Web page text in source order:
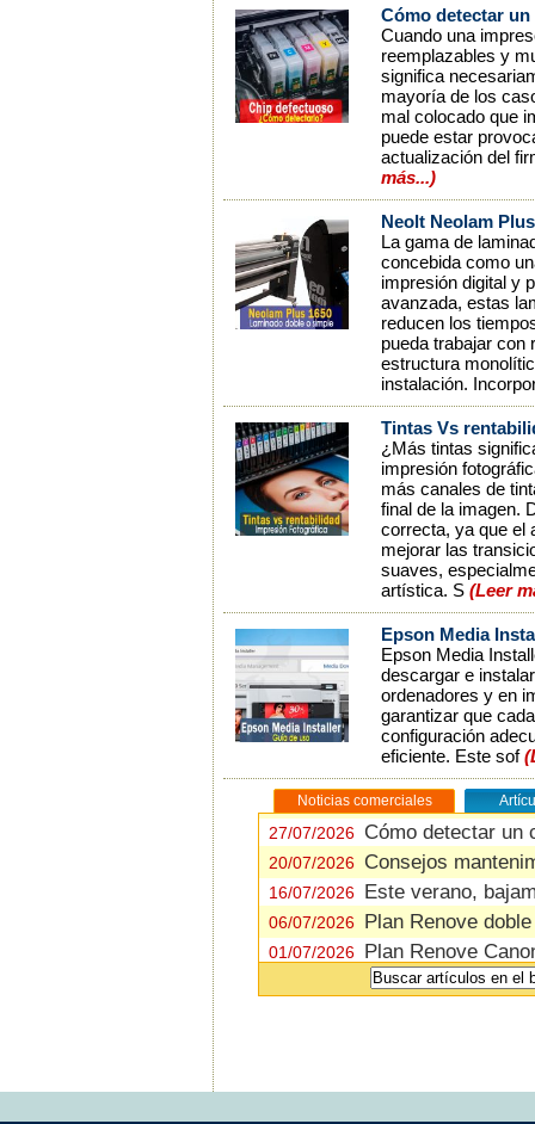
Cómo detectar
Cuando una
reemplazables y
significa
mayoría de los
mal colocado que
puede estar
actualización del
más...)
Neolt Neolam
La gama de
concebida como
impresión digital y
avanzada, estas
reducen los
pueda trabajar con
estructura
instalación.
Tintas Vs
¿Más tintas
impresión
más canales de
final de la imagen.
correcta, ya que el
mejorar las
suaves,
artística. S (Leer
Epson Media
Epson Media
descargar e
ordenadores y en
garantizar que
configuración
eficiente. Este sof
Noticias comerciales
27/07/2026 Cómo detectar un
20/07/2026 Consejos
16/07/2026 Este verano,
06/07/2026 Plan Renove
01/07/2026 Plan Renove
Fiery FilmMaker,
Shaker
27/07/2026 Cómo detectar un
25/02/2026 Tintas Vs
28/01/2026 Epson Media
14/01/2026 Ajustes del plato
04/12/2025 Engrase del eje
calidad